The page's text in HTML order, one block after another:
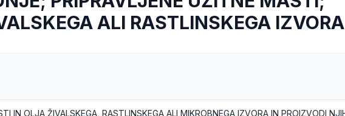
ALI RASTLINSKEGA IZVORA